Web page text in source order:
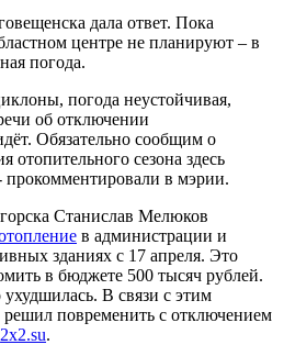
дала ответ. Пока
центре не планируют – в
погода.
погода неустойчивая,
об отключении
Обязательно сообщим о
отопительного сезона здесь
в мэрии.
Станислав Мелюков
в администрации и
зданиях с 17 апреля. Это
в бюджете 500 тысяч рублей.
ухудшилась. В связи с этим
повременить с отключением
2x2.su.